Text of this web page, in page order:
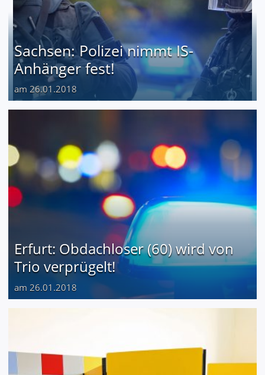
Sachsen: Polizei nimmt IS-
Anhänger fest!
am 26.01.2018
Erfurt: Obdachloser (60) wird von
Trio verprügelt!
am 26.01.2018